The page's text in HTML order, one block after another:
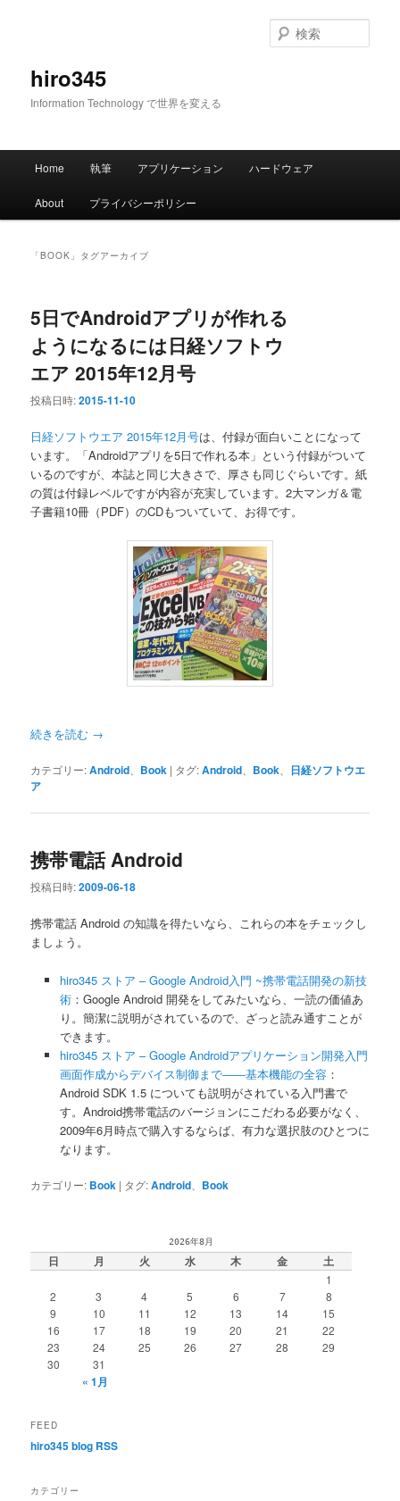
hiro345
Information Technology で世界を変える
索
メ
Home 執筆 アプリケーション ハードウェア
About プライバシーポリシー
「BOOK 」タグアーカイブ
5日でAndroidアプリが作れる
ようになるには日経ソフトウ
エア 2015年12月号
投稿日時:2015-11-10
日経ソフトウエア 2015年12月号は、付録が面白いことになって
います。「Androidアプリを5日で作れる本」という付録がついて
いるのですが、本誌と同じ大きさで、厚さも同じぐらいです。紙
の質は付録レベルですが内容が充実しています。2大マンガ＆電
子書籍10冊（PDF）のCDもついていて、お得です。
続きを読む →
カテゴリー:Android Book | タグ:Android Book
日経ソフトウエ
ア
携帯電話 Android
投稿日時:2009-06-18
携帯電話 Android の知識を得たいなら、これらの本をチェックし
ましょう。
hiro345 ストア – Google Android入門 ~携帯電話開発の新技
術：Google Android 開発をしてみたいなら、一読の価値あ
り。簡潔に説明がされているので、ざっと読み通すことが
できます。
hiro345 ストア – Google Androidアプリケーション開発入門
画面作成からデバイス制御まで――基本機能の全容：
Android SDK 1.5 についても説明がされている入門書で
す。Android携帯電話のバージョンにこだわる必要がなく、
2009年6月時点で購入するならば、有力な選択肢のひとつに
なります。
カテゴリー: Book | タグ:Android Book
2026年8月
日 月 火 水 木 金 土
1
2
3 4 5 6 7
8
9
10 11 12 13 14
15
16
17 18 19 20 21
22
23
24 25 26 27 28
29
30
31
« 1月
FEED
hiro345 blog RSS
カテゴリー